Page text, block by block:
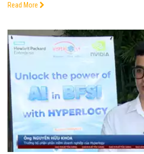
Read More